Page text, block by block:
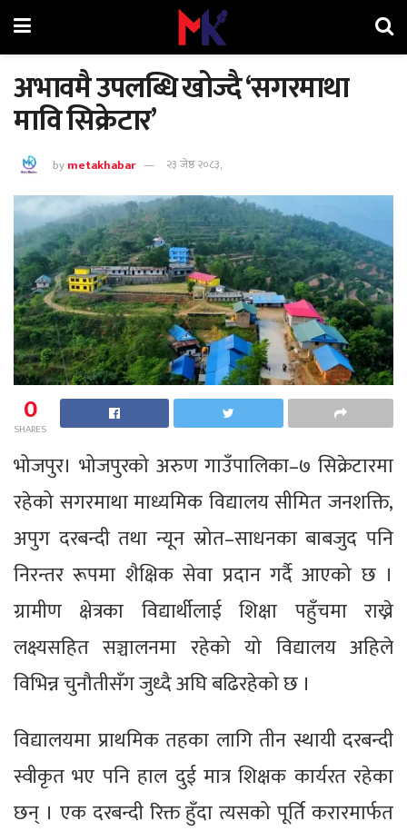
अभावमै उपलब्धि खोज्दै ‘सगरमाथा
मावि सिक्रेटार’
bymetakhabar २३ जेष्ठ २०८३,
0
SHARES
भोजपुर। भोजपुरको अरुण गाउँपालिका–७ सिक्रेटारमा
रहेको सगरमाथा माध्यमिक विद्यालय सीमित जनशक्ति,
अपुग दरबन्दी तथा न्यून स्रोत–साधनका बाबजुद पनि
निरन्तर रूपमा शैक्षिक सेवा प्रदान गर्दै आएको छ ।
ग्रामीण क्षेत्रका विद्यार्थीलाई शिक्षा पहुँचमा राख्ने
लक्ष्यसहित सञ्चालनमा रहेको यो विद्यालय अहिले
विभिन्न चुनौतीसँग जुध्दै अघि बढिरहेको छ ।
विद्यालयमा प्राथमिक तहका लागि तीन स्थायी दरबन्दी
स्वीकृत भए पनि हाल दुई मात्र शिक्षक कार्यरत रहेका
छन् । एक दरबन्दी रिक्त हुँदा त्यसको पूर्ति करारमार्फत